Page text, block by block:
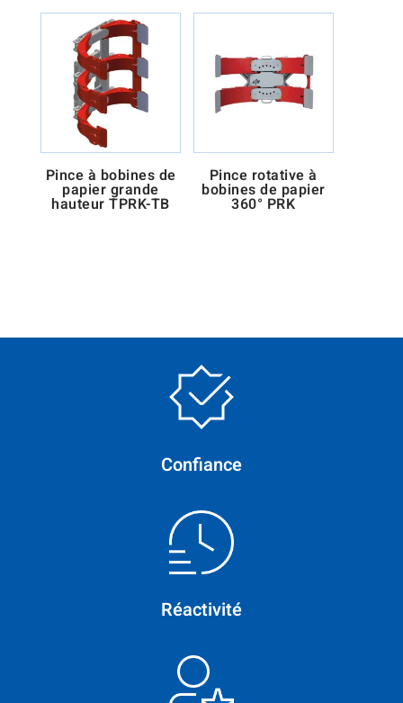
Pince à bobines de
papier grande
hauteur TPRK-TB
Pince rotative à
bobines de papier
360° PRK
Confiance
Réactivité